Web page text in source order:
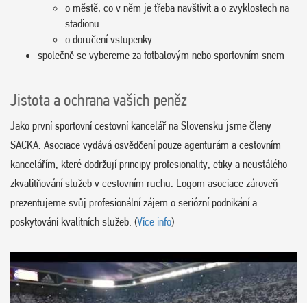
o městě, co v něm je třeba navštívit a o zvyklostech na
stadionu
o doručení vstupenky
společně se vybereme za fotbalovým nebo sportovním snem
Jistota a ochrana vašich peněz
Jako první sportovní cestovní kancelář na Slovensku jsme členy
SACKA. Asociace vydává osvědčení pouze agenturám a cestovním
kancelářím, které dodržují principy profesionality, etiky a neustálého
zkvalitňování služeb v cestovním ruchu. Logom asociace zároveň
prezentujeme svůj profesionální zájem o seriózní podnikání a
poskytování kvalitních služeb. (Více info)